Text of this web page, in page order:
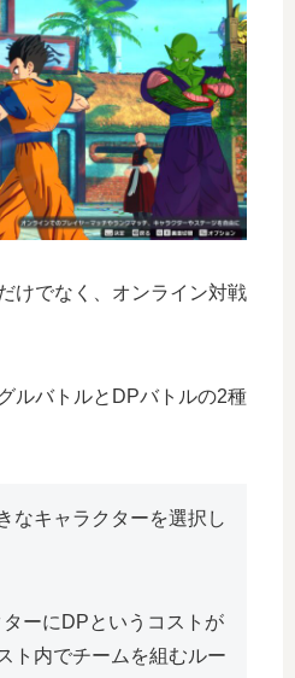
けでなく、オンライン対戦
ルバトルとDPバトルの2種
なキャラクターを選択し
ーにDPというコストが
ト内でチームを組むルー